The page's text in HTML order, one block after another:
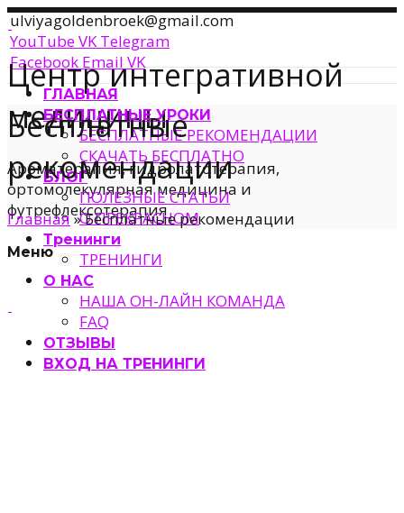
ulviyagoldenbroek@gmail.com
YouTubeVK Telegram
Facebook Email VK
Центр интегративной
медицины
Ароматерапия, гидролатотерапия,
ортомолекулярная медицина и
футрефлексотерапия
Меню
ГЛАВНАЯ
БЕСПЛАТНЫЕ УРОКИ
БЕСПЛАТНЫЕ РЕКОМЕНДАЦИИ
СКАЧАТЬ БЕСПЛАТНО
БЛОГ
ПОЛЕЗНЫЕ СТАТЬИ
О ПРЕКРАСНОМ
Тренинги
ТРЕНИНГИ
О НАС
НАША ОН-ЛАЙН КОМАНДА
FAQ
ОТЗЫВЫ
ВХОД НА ТРЕНИНГИ
Бесплатные
рекомендации
Главная»Бесплатные рекомендации